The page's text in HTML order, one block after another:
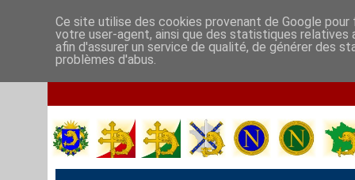
Ce site utilise des cookies provenant de Google
votre user-agent, ainsi que des statistiques
afin d'assurer un service de qualité, de générer des
problèmes d'abus.